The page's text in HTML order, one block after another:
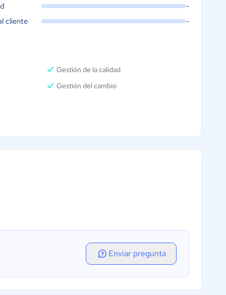
-
cliente
-
Gestión de la calidad
Gestión del cambio
Enviar pregunta